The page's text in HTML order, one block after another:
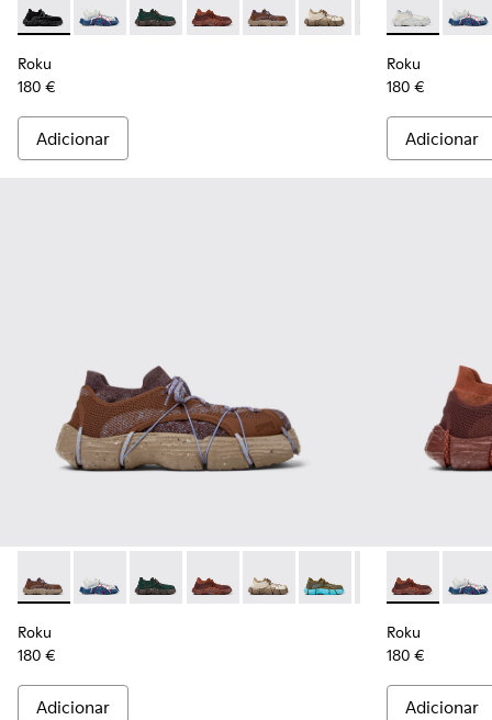
Roku - K100953-001 - Sapatilhas têxteis multicoloridas Para
Roku - K100953-014 - Sapatilhas têxteis
Roku - K100953-012 - Ténis verdes para homem
Roku - K100953-010 - Ténis bordô para
Roku - K100953-009 - Ténis
Roku - K100953-008 -
Roku -Roku -
Roku
180 €
Adicionar
Roku -
Roku
180 €
Adicionar
Roku - K100953-009 - Ténis brancos/azuis para homem
Roku - K100953-014 - Sapatilhas têxteis
Roku - K100953-012 - Ténis verdes para homem
Roku - K100953-010 - Ténis bordô para
Roku - K100953-008 - Ténis
Roku - K100953-007 -
Roku -Roku -
Roku
180 €
Adicionar
Roku -
Roku
180 €
Adicionar